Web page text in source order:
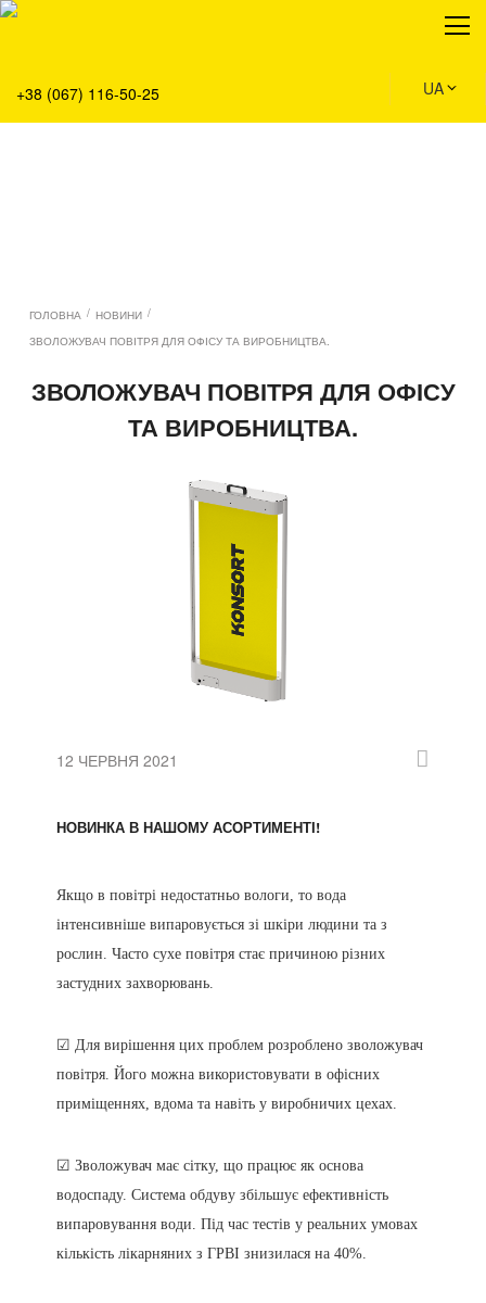
+38 (067) 116-50-25 UA
Про нас
Сервіс
Рішення
ГОЛОВНА / НОВИНИ /
ЗВОЛОЖУВАЧ ПОВІТРЯ ДЛЯ ОФІСУ ТА ВИРОБНИЦТВА.
ЗВОЛОЖУВАЧ ПОВІТРЯ ДЛЯ ОФІСУ
ТА ВИРОБНИЦТВА.
12 ЧЕРВНЯ 2021
НОВИНКА В НАШОМУ АСОРТИМЕНТІ!
Якщо в повітрі недостатньо вологи, то вода
інтенсивніше випаровується зі шкіри людини та з
рослин. Часто сухе повітря стає причиною різних
застудних захворювань.
☑ Для вирішення цих проблем розроблено зволожувач
повітря. Його можна використовувати в офісних
приміщеннях, вдома та навіть у виробничих цехах.
☑ Зволожувач має сітку, що працює як основа
водоспаду. Система обдуву збільшує ефективність
випаровування води. Під час тестів у реальних умовах
кількість лікарняних з ГРВІ знизилася на 40%.